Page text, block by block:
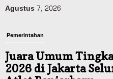
Agustus 7, 2026
Pemerintahan
Juara Umum
2026 di Jakarta